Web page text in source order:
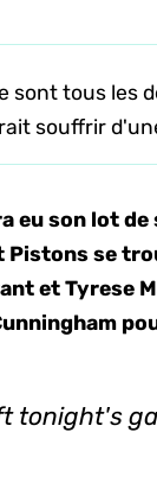
sont tous les
souffrir
eu son lot
Pistons se
et Tyrese
tonight's